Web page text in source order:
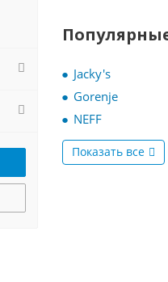
Jacky's
Gorenje
NEFF
Показать все